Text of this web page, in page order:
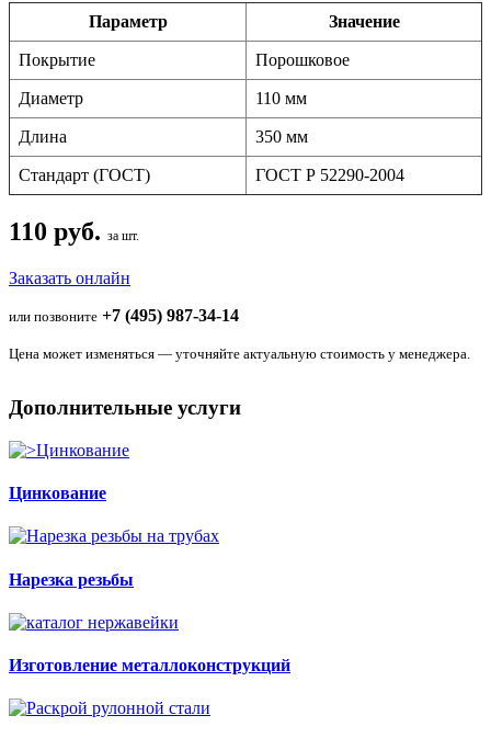
Параметр Значение
Покрытие Порошковое
Диаметр 110 мм
Длина 350 мм
Стандарт (ГОСТ) ГОСТ Р 52290-2004
110 руб. за шт.
Заказать онлайн
или позвоните +7 (495) 987-34-14
Цена может изменяться — уточняйте актуальную стоимость у менеджера.
Дополнительные услуги
Цинкование
Нарезка резьбы
Изготовление металлоконструкций